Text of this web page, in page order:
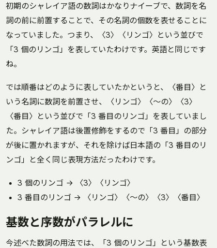
初期のシャレイア語の数詞はかなりナイーブで、数詞を名
詞の前に前置することで、その名詞の個数を表せることに
なっていました。つまり、〈3〉〈リンゴ〉という並びで
「3 個のリンゴ」を表していたわけです。英語と同じです
ね。
では順番はどのように表していたかというと、〈番目〉と
いう名詞に数詞を前置させ、〈リンゴ〉〈～の〉〈3〉
〈番目〉という並びで「3 番目のリンゴ」を表していまし
た。シャレイア語は後置修飾をするので「3 番目」の部分
が後に置かれますが、それを除けば日本語の「3 番目のリ
ンゴ」と全く同じ表現方法だったわけです。
3 個のリンゴ → 〈3〉〈リンゴ〉
3 番目のリンゴ → 〈リンゴ〉〈～の〉〈3〉〈番目〉
基数と序数がパラレルに
今述べた数詞の用法では、「3 個のリンゴ」という基数表